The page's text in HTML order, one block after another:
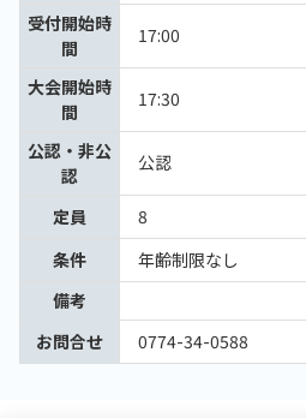
受付開始時
間
17:00
大会開始時
間
17:30
公認・非公
認
公認
定員
8
条件
年齢制限なし
備考
お問合せ
0774-34-0588